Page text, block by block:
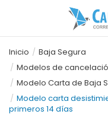
Inicio
Baja Segura
Modelos de
Modelo Carta de Baja
Modelo carta
primeros 14 días